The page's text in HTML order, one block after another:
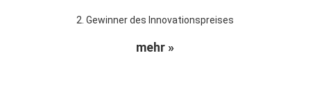
2. Gewinner des Innovationspreises
mehr »